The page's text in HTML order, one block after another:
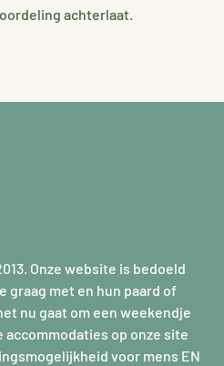
achterlaat.
Onze website is bedoeld
graag met en hun paard of
nu gaat om een weekendje
op onze site
voor mens EN